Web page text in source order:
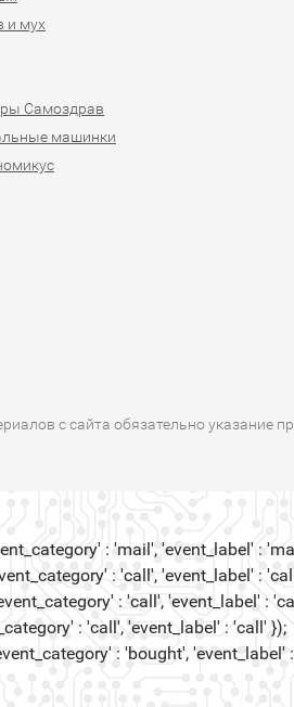
и мух
Самоздрав
машинки
с сайта обязательно указание
: 'mail', 'event_label' :
: 'call', 'event_label' :
: 'call', 'event_label' :
: 'call', 'event_label' : 'call' });
: 'bought', 'event_label' :